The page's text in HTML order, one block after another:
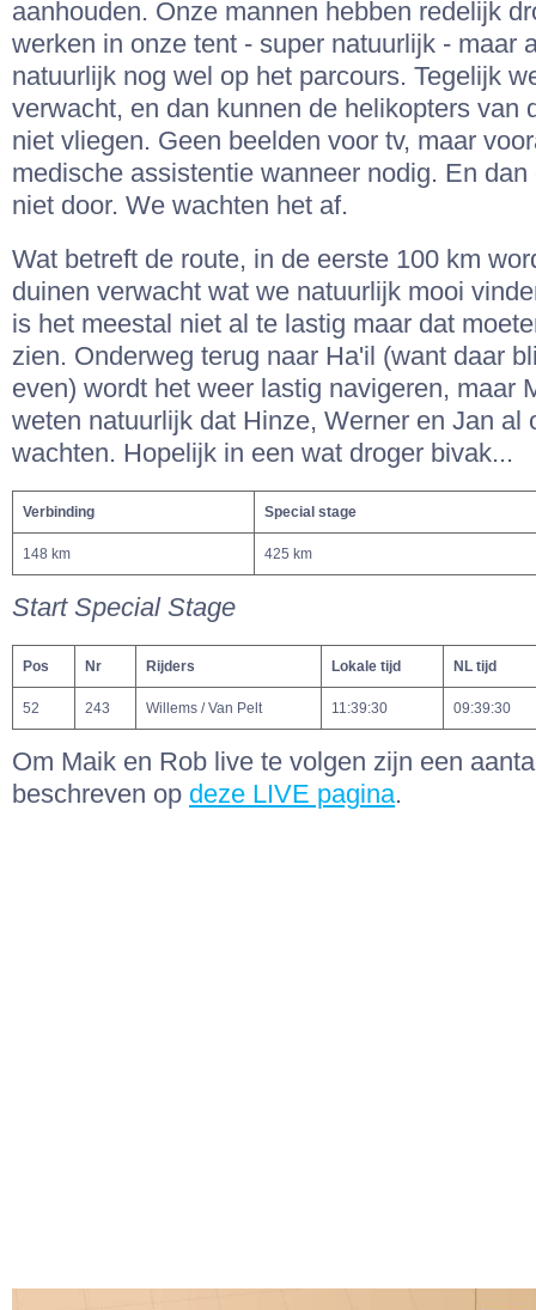
aanhouden. Onze mannen hebben redelijk
werken in onze tent - super natuurlijk - maar
natuurlijk nog wel op het parcours. Tegelijk
verwacht, en dan kunnen de helikopters van
niet vliegen. Geen beelden voor tv, maar
medische assistentie wanneer nodig. En dan
niet door. We wachten het af.
Wat betreft de route, in de eerste 100 km
duinen verwacht wat we natuurlijk mooi
is het meestal niet al te lastig maar dat
zien. Onderweg terug naar Ha'il (want daar
even) wordt het weer lastig navigeren, maar
weten natuurlijk dat Hinze, Werner en Jan al
wachten. Hopelijk in een wat droger bivak...
Verbinding Special stage
148 km 425 km
Start Special Stage
Pos Nr Rijders Lokale tijd NL tijd
52 243 Willems / Van Pelt 11:39:30 09:39:30
Om Maik en Rob live te volgen zijn een
beschreven op deze LIVE pagina.